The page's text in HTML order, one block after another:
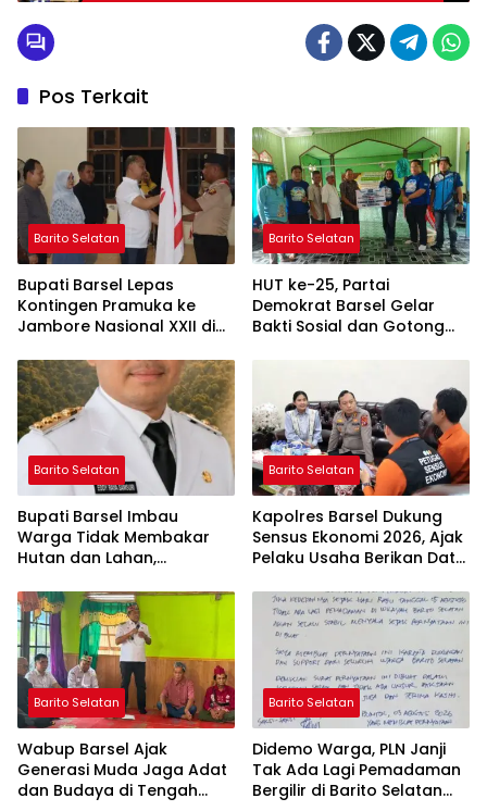
Pos Terkait
Barito Selatan
Bupati Barsel Lepas
Kontingen Pramuka ke
Jambore Nasional XXII di
Barito Selatan
HUT ke-25, Partai
Demokrat Barsel Gelar
Bakti Sosial dan Gotong
Ashfiya
Barito Selatan
Bupati Barsel Imbau
Warga Tidak Membakar
Hutan dan Lahan,
Bebas Kabut Asap
Barito Selatan
Kapolres Barsel Dukung
Sensus Ekonomi 2026, Ajak
Pelaku Usaha Berikan Data
Barito Selatan
Wabup Barsel Ajak
Generasi Muda Jaga Adat
dan Budaya di Tengah
Barito Selatan
Didemo Warga, PLN Janji
Tak Ada Lagi Pemadaman
Bergilir di Barito Selatan